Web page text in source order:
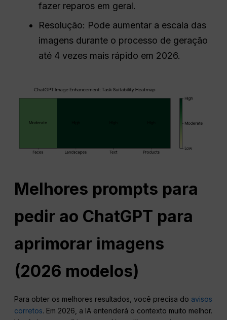
fazer reparos em geral.
Resolução: Pode aumentar a escala das
imagens durante o processo de geração
até 4 vezes mais rápido em 2026.
Melhores prompts para
pedir ao ChatGPT para
aprimorar imagens
(2026 modelos)
Para obter os melhores resultados, você precisa do avisos
corretos. Em 2026, a IA entenderá o contexto muito melhor.